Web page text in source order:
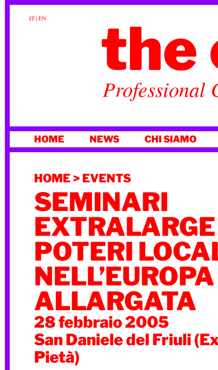
IT|EN the
Professional
AL
HOME NEWS CHI SIAMO
HOME > EVENTS
SEMINARI
POTERI
NELL’EUROPA
ALLARGATA
28 febbraio 2005
San Daniele del Friuli
Pietà)